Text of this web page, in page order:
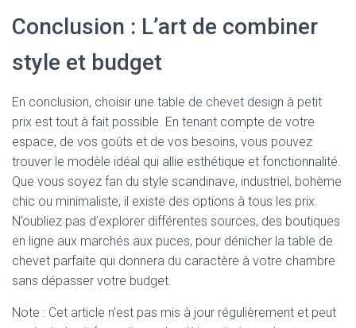
Conclusion : L’art de combiner
style et budget
En conclusion, choisir une table de chevet design à petit
prix est tout à fait possible. En tenant compte de votre
espace, de vos goûts et de vos besoins, vous pouvez
trouver le modèle idéal qui allie esthétique et fonctionnalité.
Que vous soyez fan du style scandinave, industriel, bohème
chic ou minimaliste, il existe des options à tous les prix.
N’oubliez pas d’explorer différentes sources, des boutiques
en ligne aux marchés aux puces, pour dénicher la table de
chevet parfaite qui donnera du caractère à votre chambre
sans dépasser votre budget.
Note : Cet article n'est pas mis à jour régulièrement et peut